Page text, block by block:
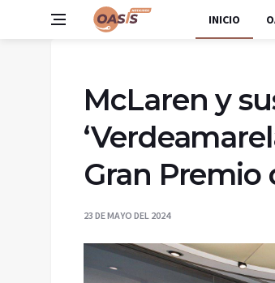
INICIO
McLaren y
Gran Premio
23 DE MAYO DEL 2024